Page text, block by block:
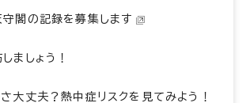
閣の記録を募集します
ましょう！
大丈夫？熱中症リスクを見てみよう！